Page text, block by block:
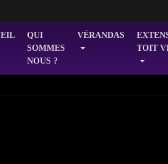
QUI
SOMMES
NOUS ?
VÉRANDAS
TOIT